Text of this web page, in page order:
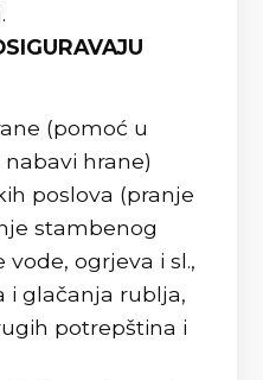
(pomoć u
hrane)
poslova (pranje
stambenog
ogrjeva i sl.,
i glačanja rublja,
potrepština i